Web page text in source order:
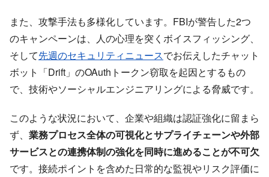
また、攻撃手法も多様化しています。FBIが警告した2つ
のキャンペーンは、人の心理を突くボイスフィッシング、
そして先週のセキュリティニュースでお伝えしたチャット
ボット「Drift」のOAuthトークン窃取を起因とするもの
で、技術やソーシャルエンジニアリングによる脅威です。
このような状況において、企業や組織は認証強化に留まら
ず、 業務プロセス全体の可視化とサプライチェーンや外部
サービスとの連携体制の強化を同時に進めることが不可欠
です。接続ポイントを含めた日常的な監視やリスク評価に